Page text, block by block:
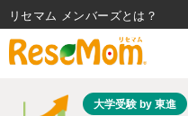
大学受験 by 東進
リセマム メンバーズ